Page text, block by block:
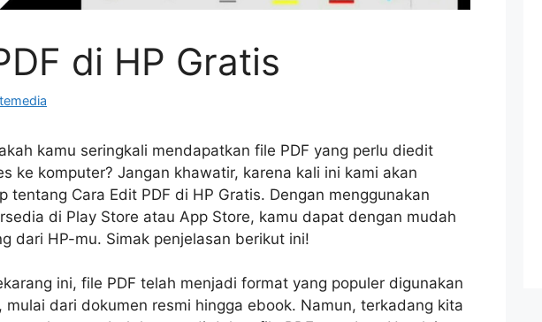
di HP Gratis
kamu seringkali mendapatkan file PDF yang perlu diedit
ke komputer? Jangan khawatir, karena kali ini kami akan
tentang Cara Edit PDF di HP Gratis. Dengan menggunakan
di Play Store atau App Store, kamu dapat dengan mudah
dari HP-mu. Simak penjelasan berikut ini!
ini, file PDF telah menjadi format yang populer digunakan
dari dokumen resmi hingga ebook. Namun, terkadang kita